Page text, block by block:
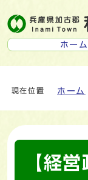
ホーム
現在位置 ホーム
【経